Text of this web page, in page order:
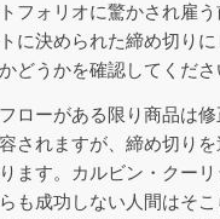
フォリオに驚かされ雇
に決められた締め切り
どうかを確認してくださ
ローがある限り商品は
されますが、締め切り
ます。カルビン・クー
も成功しない人間はそ